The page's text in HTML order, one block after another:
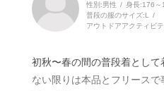
性別:男性 身長:176～
普段の服のサイズ: L
アウトドアアクティビ
初秋〜春の間の普段着として
ない限りは本品とフリース